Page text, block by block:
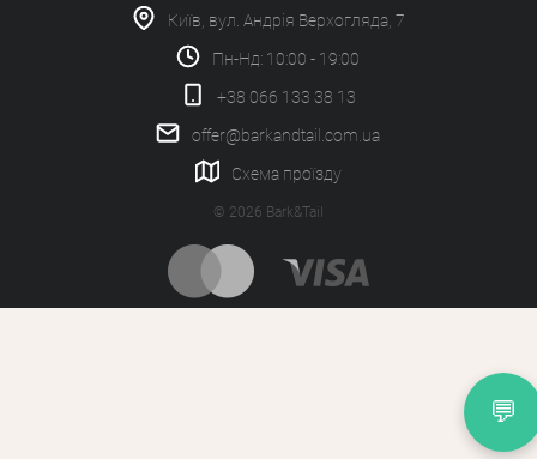
Київ, вул. Андрія Верхогляда, 7
Пн-Нд: 10:00 - 19:00
+38 066 133 38 13
offer@barkandtail.com.ua
Схема проїзду
© 2026 Bark&Tail
💬